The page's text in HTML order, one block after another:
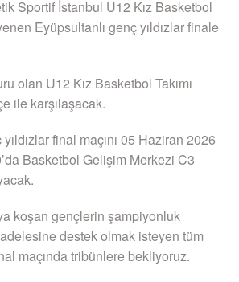
Sportif İstanbul U12 Kız Basketbol
Eyüpsultanlı genç yıldızlar finale
olan U12 Kız Basketbol Takımı
ile karşılaşacak.
final maçını 05 Haziran 2026
Basketbol Gelişim Merkezi C3
koşan gençlerin şampiyonluk
destek olmak isteyen tüm
maçında tribünlere bekliyoruz.